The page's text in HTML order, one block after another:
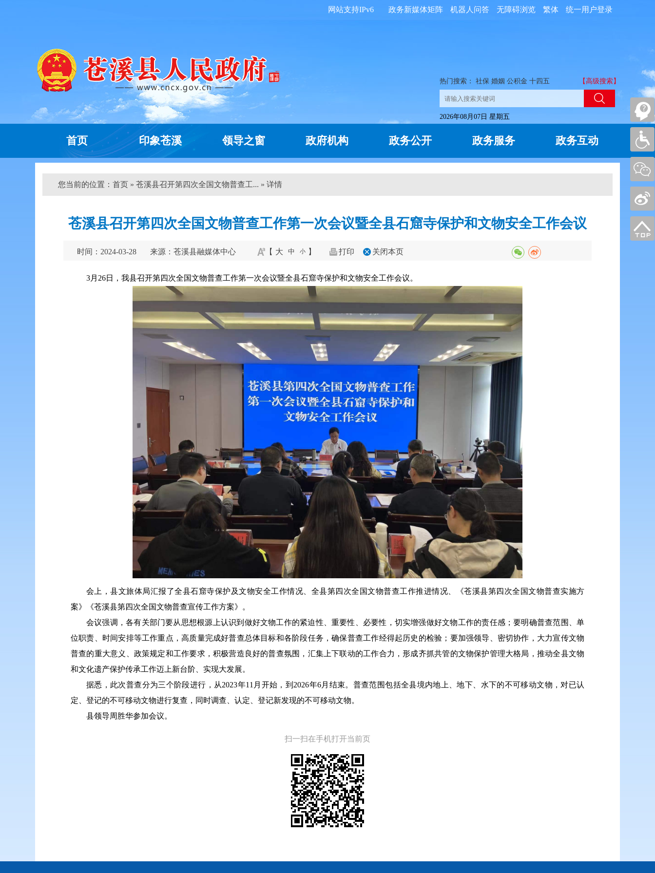
统一用户登录
繁体
无障碍浏览
机器人问答
政务新媒体矩阵
网站支持IPv6
热门搜索： 社保 婚姻 公积金 十四五 【高级搜索】
2026年08月07日 星期五
首页 印象苍溪 领导之窗 政府机构 政务公开 政务服务 政务互动
您当前的位置： 首页 » 苍溪县召开第四次全国文物普查工... » 详情
苍溪县召开第四次全国文物普查工作第一次会议暨全县石窟寺保护和文物安全工作会议
时间：2024-03-28 来源：苍溪县融媒体中心 【 大 中 小 】 打印 关闭本页
3月26日，我县召开第四次全国文物普查工作第一次会议暨全县石窟寺保护和文物安全工作会议。
会上，县文旅体局汇报了全县石窟寺保护及文物安全工作情况、全县第四次全国文物普查工作推进情况、《苍溪县第四次全国文物普查实施方
案》《苍溪县第四次全国文物普查宣传工作方案》。
会议强调，各有关部门要从思想根源上认识到做好文物工作的紧迫性、重要性、必要性，切实增强做好文物工作的责任感；要明确普查范围、单
位职责、时间安排等工作重点，高质量完成好普查总体目标和各阶段任务，确保普查工作经得起历史的检验；要加强领导、密切协作，大力宣传文物
普查的重大意义、政策规定和工作要求，积极营造良好的普查氛围，汇集上下联动的工作合力，形成齐抓共管的文物保护管理大格局，推动全县文物
和文化遗产保护传承工作迈上新台阶、实现大发展。
据悉，此次普查分为三个阶段进行，从2023年11月开始，到2026年6月结束。普查范围包括全县境内地上、地下、水下的不可移动文物，对已认
定、登记的不可移动文物进行复查，同时调查、认定、登记新发现的不可移动文物。
县领导周胜华参加会议。
扫一扫在手机打开当前页